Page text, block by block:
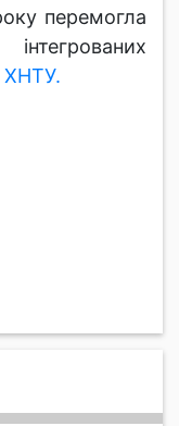
перемогла
ХНТУ.